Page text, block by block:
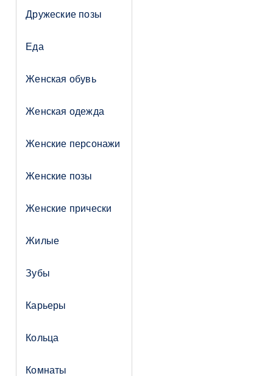
Дружеские позы
Еда
Женская обувь
Женская одежда
Женские персонажи
Женские позы
Женские прически
Жилые
Зубы
Карьеры
Кольца
Комнаты